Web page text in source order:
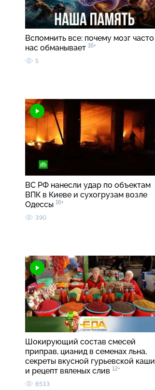
Вспомнить все: почему мозг часто
нас обманывает 16+
5
ВС РФ нанесли удар по объектам
ВПК в Киеве и сухогрузам возле
Одессы 16+
390
Шокирующий состав смесей
приправ, цианид в семенах льна,
секреты вкусной гурьевской каши
и рецепт вяленых слив 12+
8533